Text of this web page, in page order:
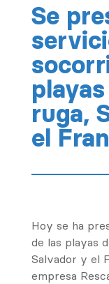
Se
ruga,
el
Hoy se ha
de las playas
Salvador y el
empresa